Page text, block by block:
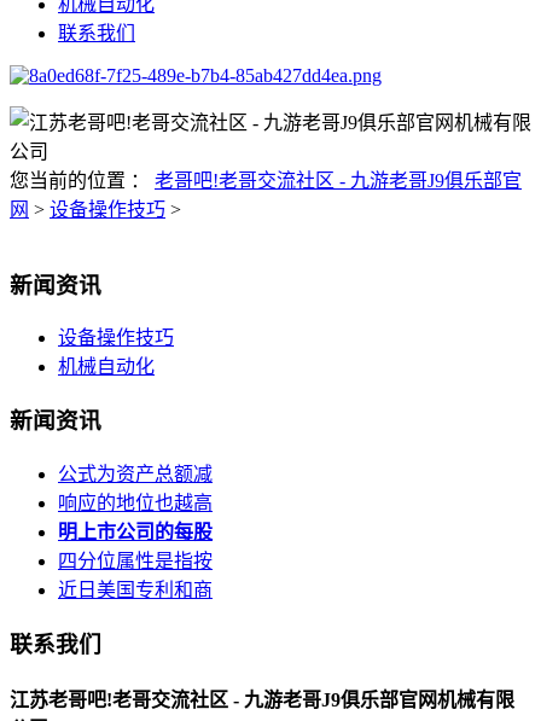
机械自动化
联系我们
您当前的位置 ： 老哥吧!老哥交流社区 - 九游老哥J9俱乐部官
网 > 设备操作技巧 >
新闻资讯
设备操作技巧
机械自动化
新闻资讯
公式为资产总额减
响应的地位也越高
明上市公司的每股
四分位属性是指按
近日美国专利和商
联系我们
江苏老哥吧!老哥交流社区 - 九游老哥J9俱乐部官网机械有限